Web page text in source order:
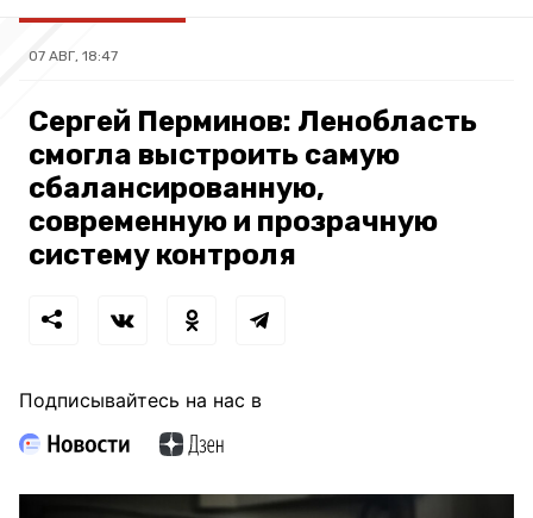
07 АВГ, 18:47
Сергей Перминов: Ленобласть
смогла выстроить самую
сбалансированную,
современную и прозрачную
систему контроля
Подписывайтесь на нас в